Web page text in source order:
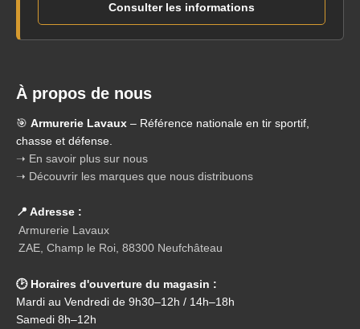
Consulter les informations
À propos de nous
🎯 Armurerie Lavaux – Référence nationale en tir sportif,
chasse et défense.
➝ En savoir plus sur nous
➝ Découvrir les marques que nous distribuons
📍 Adresse :
Armurerie Lavaux
ZAE, Champ le Roi, 88300 Neufchâteau
🕑 Horaires d'ouverture du magasin :
Mardi au Vendredi de 9h30–12h / 14h–18h
Samedi 8h–12h